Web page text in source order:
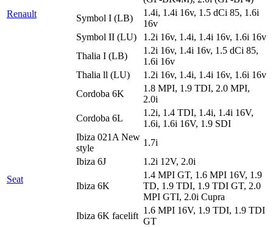
Renault
Symbol I (LB)
1.4i, 1.4i 16v, 1.5 dCi 85, 1.6i
16v
Symbol II (LU)
1.2i 16v, 1.4i, 1.4i 16v, 1.6i 16v
Thalia I (LB)
1.2i 16v, 1.4i 16v, 1.5 dCi 85,
1.6i 16v
Thalia ll (LU)
1.2i 16v, 1.4i, 1.4i 16v, 1.6i 16v
Seat
Cordoba 6K
1.8 MPI, 1.9 TDI, 2.0 MPI,
2.0i
Cordoba 6L
1.2i, 1.4 TDI, 1.4i, 1.4i 16V,
1.6i, 1.6i 16V, 1.9 SDI
Ibiza 021A New
style
1.7i
Ibiza 6J
1.2i 12V, 2.0i
Ibiza 6K
1.4 MPI GT, 1.6 MPI 16V, 1.9
TD, 1.9 TDI, 1.9 TDI GT, 2.0
MPI GTI, 2.0i Cupra
Ibiza 6K facelift
1.6 MPI 16V, 1.9 TDI, 1.9 TDI
GT